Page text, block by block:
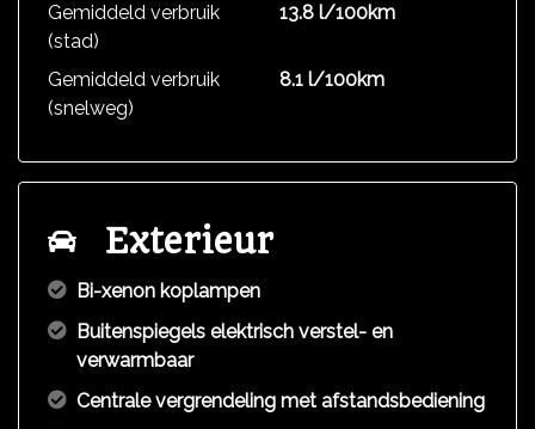
Gemiddeld verbruik
(stad)
13.8 l/100km
Gemiddeld verbruik
(snelweg)
8.1 l/100km
Exterieur
Bi-xenon koplampen
Buitenspiegels elektrisch verstel- en
verwarmbaar
Centrale vergrendeling met afstandsbediening